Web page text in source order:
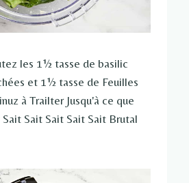
les 1½ tasse de basilic
et 1½ tasse de Feuilles
à Trailter Jusqu'à ce que
Sait Sait Sait Sait Brutal